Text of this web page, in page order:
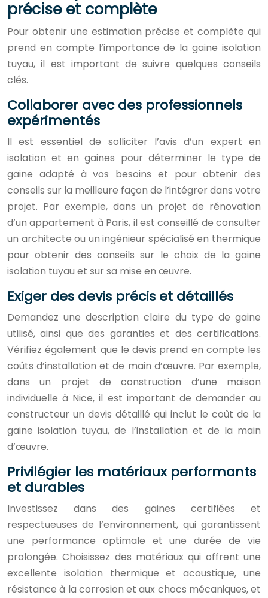
précise et complète
Pour obtenir une estimation précise et complète qui
prend en compte l’importance de la gaine isolation
tuyau, il est important de suivre quelques conseils
clés.
Collaborer avec des professionnels
expérimentés
Il est essentiel de solliciter l’avis d’un expert en
isolation et en gaines pour déterminer le type de
gaine adapté à vos besoins et pour obtenir des
conseils sur la meilleure façon de l’intégrer dans votre
projet. Par exemple, dans un projet de rénovation
d’un appartement à Paris, il est conseillé de consulter
un architecte ou un ingénieur spécialisé en thermique
pour obtenir des conseils sur le choix de la gaine
isolation tuyau et sur sa mise en œuvre.
Exiger des devis précis et détaillés
Demandez une description claire du type de gaine
utilisé, ainsi que des garanties et des certifications.
Vérifiez également que le devis prend en compte les
coûts d’installation et de main d’œuvre. Par exemple,
dans un projet de construction d’une maison
individuelle à Nice, il est important de demander au
constructeur un devis détaillé qui inclut le coût de la
gaine isolation tuyau, de l’installation et de la main
d’œuvre.
Privilégier les matériaux performants
et durables
Investissez dans des gaines certifiées et
respectueuses de l’environnement, qui garantissent
une performance optimale et une durée de vie
prolongée. Choisissez des matériaux qui offrent une
excellente isolation thermique et acoustique, une
résistance à la corrosion et aux chocs mécaniques, et